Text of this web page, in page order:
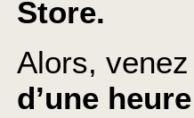
Store.
Alors,
d’une heure